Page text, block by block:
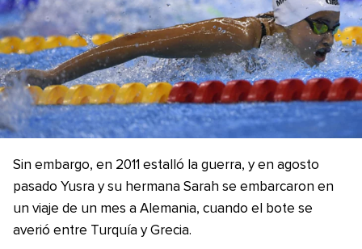
Sin embargo, en 2011 estalló la guerra, y en agosto
pasado Yusra y su hermana Sarah se embarcaron en
un viaje de un mes a Alemania, cuando el bote se
averió entre Turquía y Grecia.